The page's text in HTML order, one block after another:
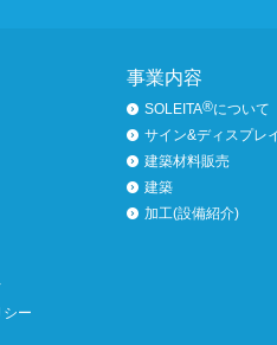
シー
事業内容
SOLEITA®について
サイン&ディスプレ
建築材料販売
建築
加工(設備紹介)